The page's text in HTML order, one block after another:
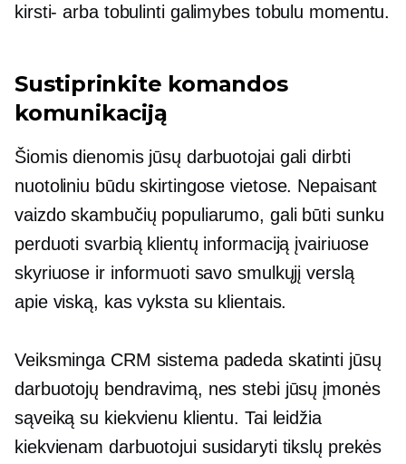
kirsti- arba tobulinti galimybes tobulu momentu.
Sustiprinkite komandos
komunikaciją
Šiomis dienomis jūsų darbuotojai gali dirbti
nuotoliniu būdu skirtingose ​​vietose. Nepaisant
vaizdo skambučių populiarumo, gali būti sunku
perduoti svarbią klientų informaciją įvairiuose
skyriuose ir informuoti savo smulkųjį verslą
apie viską, kas vyksta su klientais.
Veiksminga CRM sistema padeda skatinti jūsų
darbuotojų bendravimą, nes stebi jūsų įmonės
sąveiką su kiekvienu klientu. Tai leidžia
kiekvienam darbuotojui susidaryti tikslų prekės